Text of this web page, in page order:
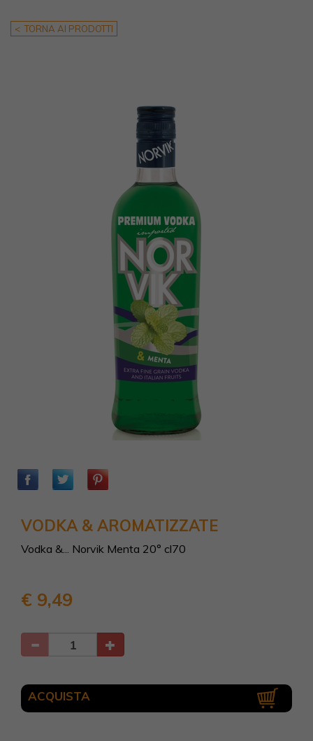
< TORNA AI PRODOTTI
VODKA & AROMATIZZATE
Vodka &... Norvik Menta 20° cl70
€ 9,49
ACQUISTA